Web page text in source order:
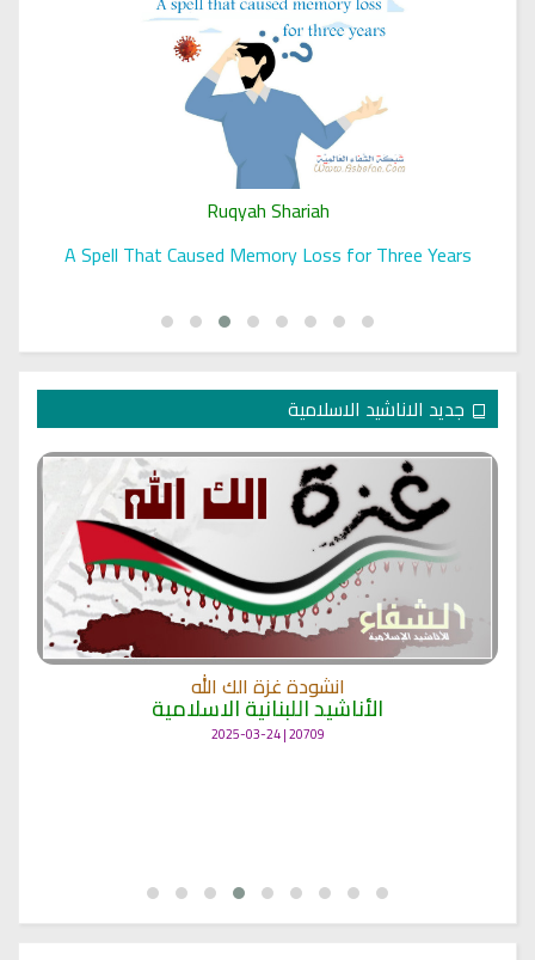
Ruqyah Shariah
A Spell That Caused Memory Loss for Three Years
جديد الاناشيد الاسلامية
انشودة غزة الك الله
الأناشيد اللبنانية الاسلامية
20709 | 2025-03-24